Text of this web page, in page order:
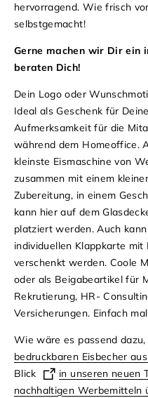
hervorragend. Wie frisch
selbstgemacht!
Gerne machen wir Dir ein
beraten Dich!
Dein Logo oder
Ideal als Geschenk für
Aufmerksamkeit für die
während dem Homeoffice.
kleinste Eismaschine von
zusammen mit einem
Zubereitung, in einem
kann hier auf dem
platziert werden. Auch
individuellen Klappkarte
verschenkt werden. Coole
oder als Beigabeartikel für
Rekrutierung, HR-
Versicherungen. Einfach
Wie wäre es passend dazu,
bedruckbaren Eisbecher
Blick
in unseren neuen
nachhaltigen Werbemitteln